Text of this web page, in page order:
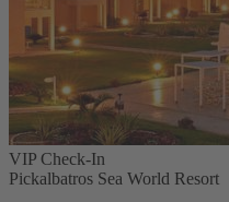
VIP Check-In
Pickalbatros Sea World Resort